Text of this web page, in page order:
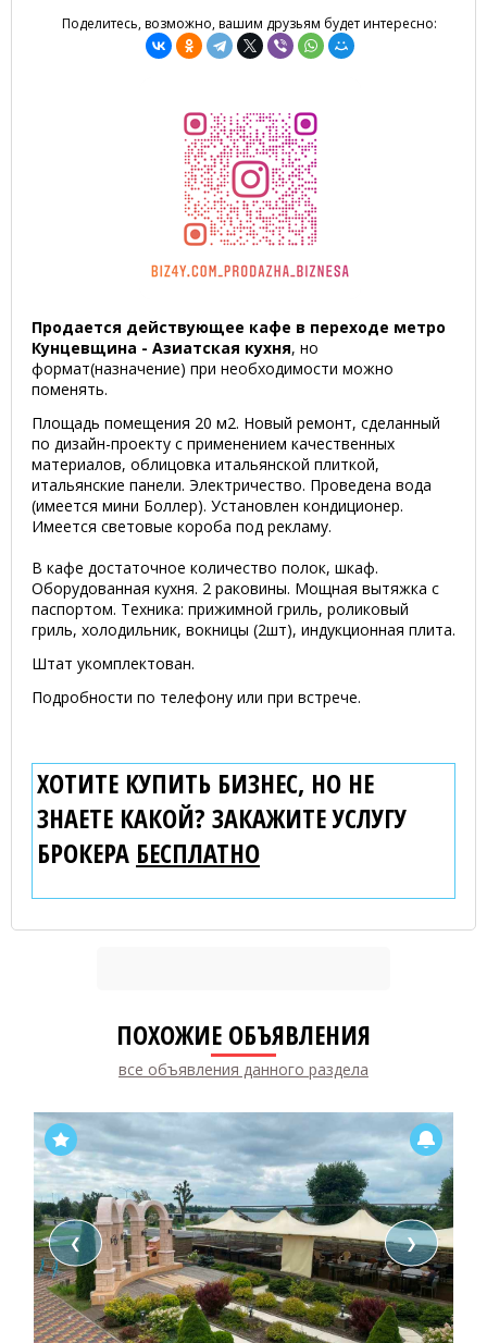
Поделитесь, возможно, вашим друзьям будет интересно:
Продается действующее кафе в переходе метро
Кунцевщина - Азиатская кухня, но
формат(назначение) при необходимости можно
поменять.
Площадь помещения 20 м2. Новый ремонт, сделанный
по дизайн-проекту с применением качественных
материалов, облицовка итальянской плиткой,
итальянские панели. Электричество. Проведена вода
(имеется мини Боллер). Установлен кондиционер.
Имеется световые короба под рекламу.
В кафе достаточное количество полок, шкаф.
Оборудованная кухня. 2 раковины. Мощная вытяжка с
паспортом. Техника: прижимной гриль, роликовый
гриль, холодильник, вокницы (2шт), индукционная плита.
Штат укомплектован.
Подробности по телефону или при встрече.
ХОТИТЕ КУПИТЬ БИЗНЕС, НО НЕ
ЗНАЕТЕ КАКОЙ? ЗАКАЖИТЕ УСЛУГУ
БРОКЕРА БЕСПЛАТНО
ПОХОЖИЕ ОБЪЯВЛЕНИЯ
все объявления данного раздела
❮ ❯